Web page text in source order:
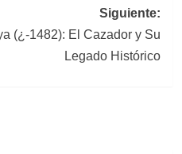
Siguiente:
(¿-1482): El Cazador y Su
Legado Histórico